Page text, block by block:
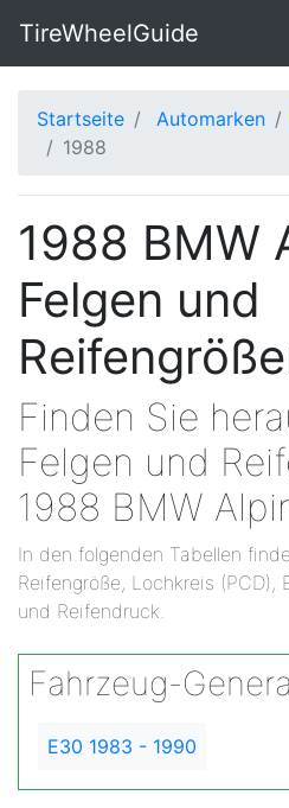
TireWheelGuide
Startseite Automarken
1988
1988 BMW
Felgen und
Finden Sie
Felgen und
1988 BMW
In den folgenden Tabellen
Reifengröße, Lochkreis (PCD),
und Reifendruck.
Fahrzeug-
E30 1983 - 1990